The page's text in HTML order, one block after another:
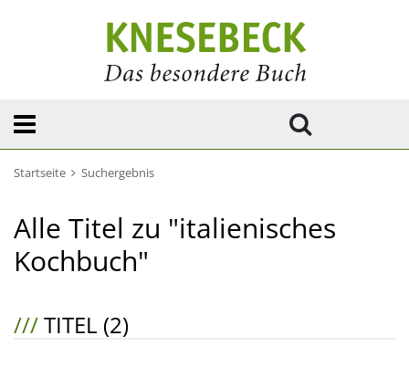
Startseite Suchergebnis
Alle Titel zu "italienisches
Kochbuch"
///TITEL (2)